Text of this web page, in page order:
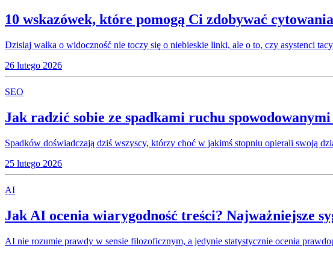
10 wskazówek, które pomogą Ci zdobywać
Dzisiaj walka o widoczność nie toczy się o niebieskie linki, ale o to, czy asystenci
26 lutego 2026
SEO
Jak radzić sobie ze spadkami ruchu
Spadków doświadczają dziś wszyscy, którzy choć w jakimś stopniu opierali swoją
25 lutego 2026
AI
Jak AI ocenia wiarygodność treści? Najważniejsze
AI nie rozumie prawdy w sensie filozoficznym, a jedynie statystycznie ocenia